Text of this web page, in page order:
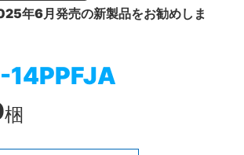
年6月発売の新製品をお勧めしま
梱